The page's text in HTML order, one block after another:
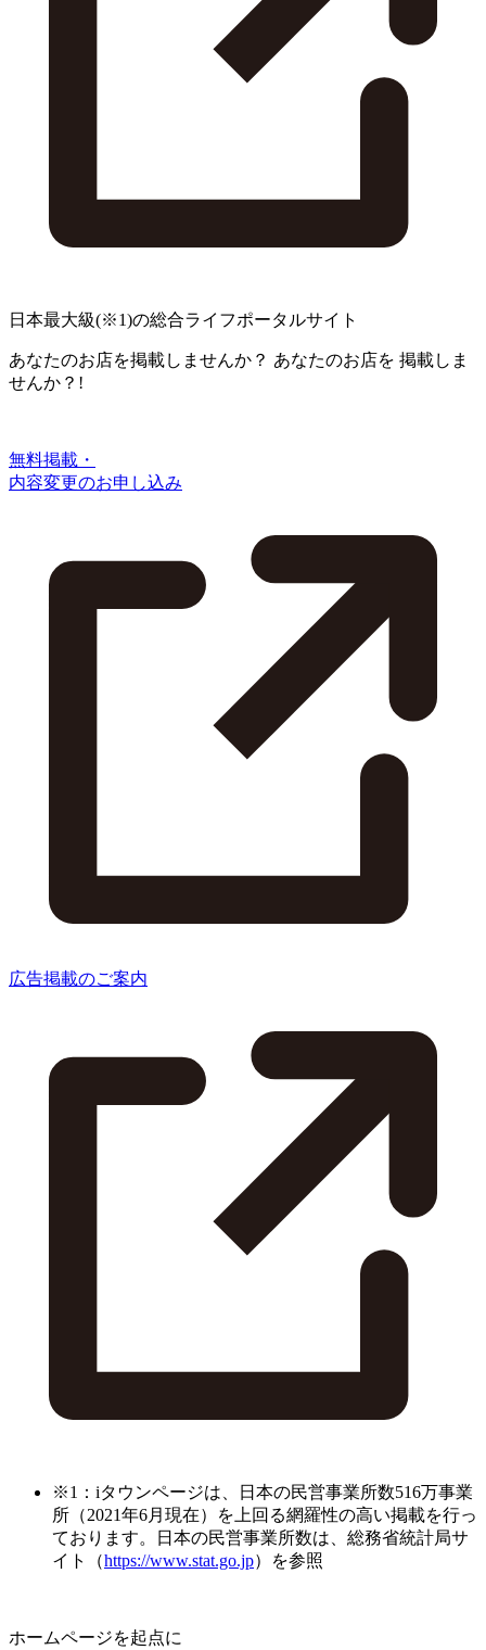
日本最大級(※1)の総合ライフポータルサイト
あなたのお店を掲載しませんか？ あなたのお店を 掲載しま
せんか？!
無料掲載・
内容変更のお申し込み
広告掲載のご案内
※1：iタウンページは、日本の民営事業所数516万事業
所（2021年6月現在）を上回る網羅性の高い掲載を行っ
ております。日本の民営事業所数は、総務省統計局サ
イト（https://www.stat.go.jp）を参照
ホームページを起点に